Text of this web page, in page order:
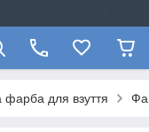
фарба для взуття